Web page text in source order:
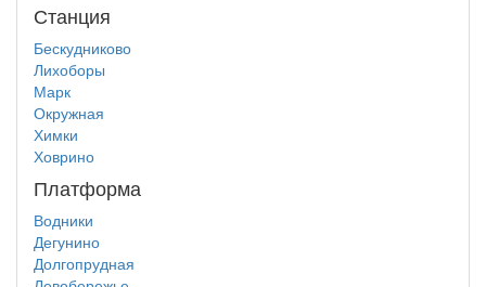
Станция
Бескудниково
Лихоборы
Марк
Окружная
Химки
Ховрино
Платформа
Водники
Дегунино
Долгопрудная